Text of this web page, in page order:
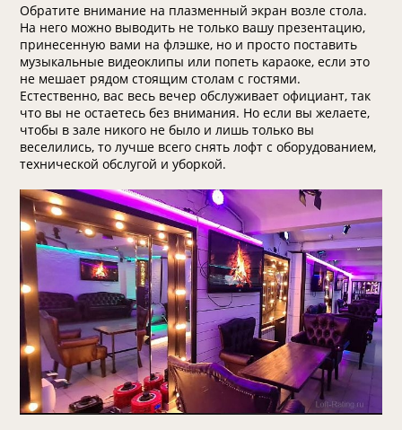
Обратите внимание на плазменный экран возле стола.
На него можно выводить не только вашу презентацию,
принесенную вами на флэшке, но и просто поставить
музыкальные видеоклипы или попеть караоке, если это
не мешает рядом стоящим столам с гостями.
Естественно, вас весь вечер обслуживает официант, так
что вы не остаетесь без внимания. Но если вы желаете,
чтобы в зале никого не было и лишь только вы
веселились, то лучше всего снять лофт с оборудованием,
технической обслугой и уборкой.